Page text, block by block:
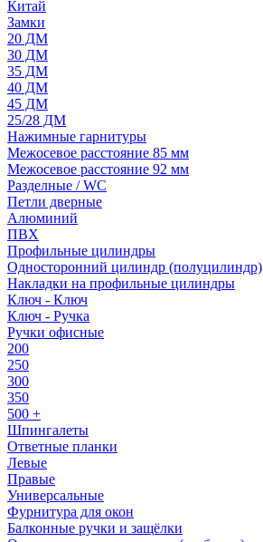
Китай
Замки
20 ДМ
30 ДМ
35 ДМ
40 ДМ
45 ДМ
25/28 ДМ
Нажимные гарнитуры
Межосевое расстояние 85 мм
Межосевое расстояние 92 мм
Разделные / WC
Петли дверные
Алюминий
ПВХ
Профильные цилиндры
Односторонний цилиндр (полуцилиндр)
Накладки на профильные цилиндры
Ключ - Ключ
Ключ - Ручка
Ручки офисные
200
250
300
350
500 +
Шпингалеты
Ответные планки
Левые
Правые
Универсальные
Фурнитура для окон
Балконные ручки и защёлки